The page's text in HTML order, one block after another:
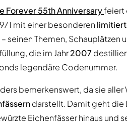
Forever 55th Anniversaryfeiert
mit einer besonderen
seinen Themen, Schauplätzen
die im Jahr2007
legendäre Codenummer.
bemerkenswert, da sie
darstellt. Damit geht die
Eichenfässer hinaus und